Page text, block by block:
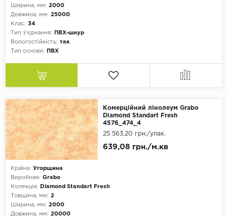
Ширина, мм: 2000
Довжина, мм: 25000
Клас: 34
Тип з'єднання:
ПВХ-шнур
Вологостійкість: так
Тип основи:
ПВХ
Комерційний лінолеум Grabo
Diamond Standart Fresh
4576_474_4
Країна: Угорщина
Виробник: Grabo
Колекція:
Diamond Standart Fresh
Товщина, мм: 2
Ширина, мм: 2000
Довжина, мм: 20000
639,08 грн./м.кв
25 563,20 грн./упак.